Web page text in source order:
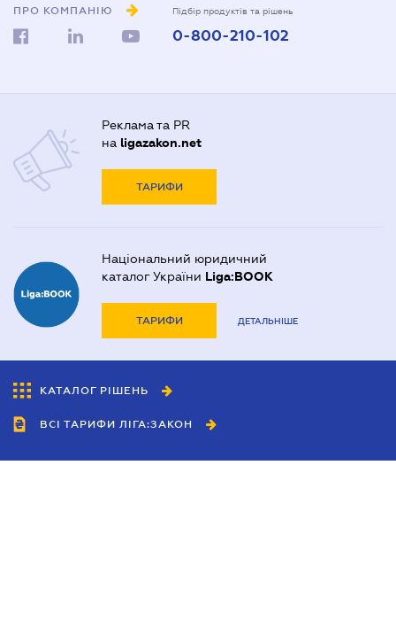
ПРО КОМПАНІЮ Підбір продуктів та рішень
0-800-210-102
Реклама та PR
на ligazakon.net
ТАРИФИ
Національний юридичний
каталог України Liga:BOOK
ТАРИФИ ДЕТАЛЬНІШЕ
КАТАЛОГ РІШЕНЬ
ВСІ ТАРИФИ ЛІГА:ЗАКОН